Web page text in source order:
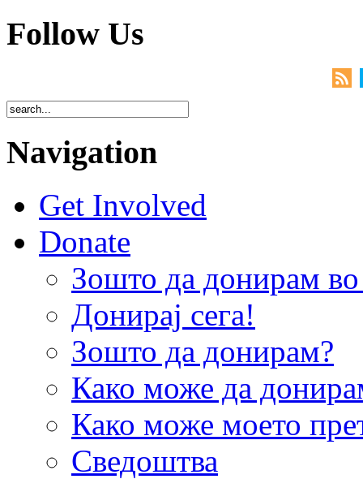
Follow Us
Navigation
Get Involved
Donate
Зошто да донирам
Донирај сега!
Зошто да донирам?
Како може да
Како може моето
Сведоштва